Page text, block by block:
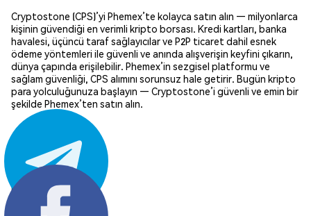
Cryptostone (CPS)’yi Phemex’te kolayca satın alın — milyonlarca
kişinin güvendiği en verimli kripto borsası. Kredi kartları, banka
havalesi, üçüncü taraf sağlayıcılar ve P2P ticaret dahil esnek
ödeme yöntemleri ile güvenli ve anında alışverişin keyfini çıkarın,
dünya çapında erişilebilir. Phemex’in sezgisel platformu ve
sağlam güvenliği, CPS alımını sorunsuz hale getirir. Bugün kripto
para yolculuğunuza başlayın — Cryptostone’i güvenli ve emin bir
şekilde Phemex’ten satın alın.
Paylaş: